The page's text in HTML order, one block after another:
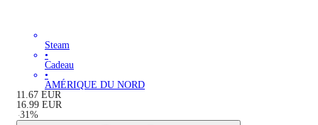
Steam
•
Cadeau
•
AMÉRIQUE DU NORD
11.67 EUR
16.99 EUR
-31 %